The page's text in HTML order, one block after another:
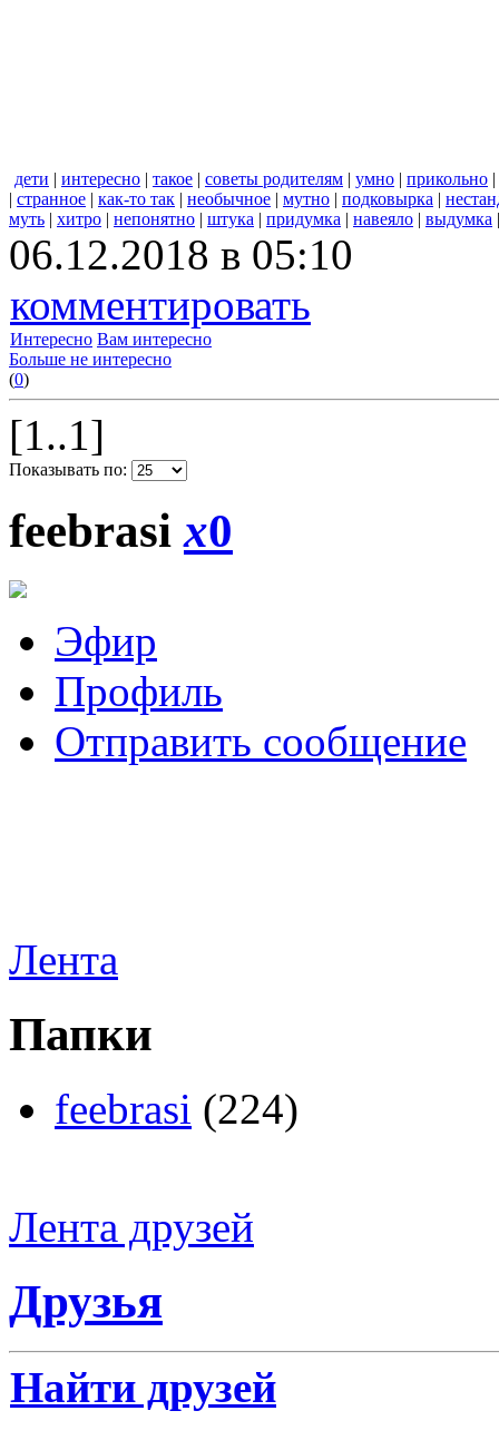
дети | интересно | такое | советы родителям | умно | прикольно |
| странное | как-то так | необычное | мутно | подковырка |
муть | хитро | непонятно | штука | придумка | навеяло | выдумка
06.12.2018 в 05:10
комментировать
Интересно Вам интересно
Больше не интересно
(0)
[1..1]
Показывать по:
feebrasix0
Эфир
Профиль
Отправить сообщение
Лента
Папки
feebrasi (224)
Лента друзей
Друзья
Найти друзей